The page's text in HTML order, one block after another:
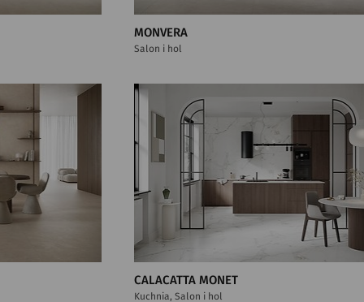
MONVERA
Salon i hol
CALACATTA MONET
Kuchnia, Salon i hol